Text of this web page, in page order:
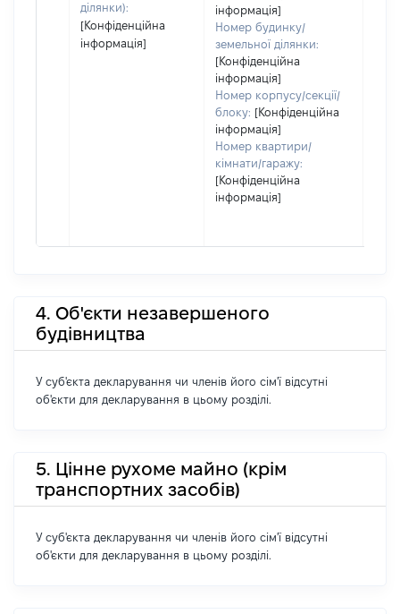
ділянки):
[Конфіденційна
інформація]
інформація]
Номер будинку/
земельної ділянки:
[Конфіденційна
інформація]
Номер корпусу/секції/
блоку: [Конфіденційна
інформація]
Номер квартири/
кімнати/гаражу:
[Конфіденційна
інформація]
4. Об'єкти незавершеного
будівництва
У суб'єкта декларування чи членів його сім'ї відсутні
об'єкти для декларування в цьому розділі.
5. Цінне рухоме майно (крім
транспортних засобів)
У суб'єкта декларування чи членів його сім'ї відсутні
об'єкти для декларування в цьому розділі.